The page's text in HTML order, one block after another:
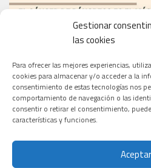
Gestionar
las cookies
Para ofrecer las mejores experiencias,
cookies para almacenar y/o acceder a la
consentimiento de estas tecnologías nos
comportamiento de navegación o las
consentir o retirar el consentimiento,
características y funciones.
Aceptar